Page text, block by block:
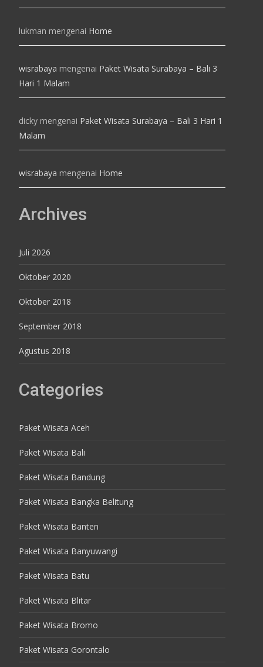
lukman mengenai Home
wisrabaya mengenai Paket Wisata Surabaya – Bali 3
Hari 1 Malam
dicky mengenai Paket Wisata Surabaya – Bali 3 Hari 1
Malam
wisrabaya mengenai Home
Archives
Juli 2026
Oktober 2020
Oktober 2018
September 2018
Agustus 2018
Categories
Paket Wisata Aceh
Paket Wisata Bali
Paket Wisata Bandung
Paket Wisata Bangka Belitung
Paket Wisata Banten
Paket Wisata Banyuwangi
Paket Wisata Batu
Paket Wisata Blitar
Paket Wisata Bromo
Paket Wisata Gorontalo